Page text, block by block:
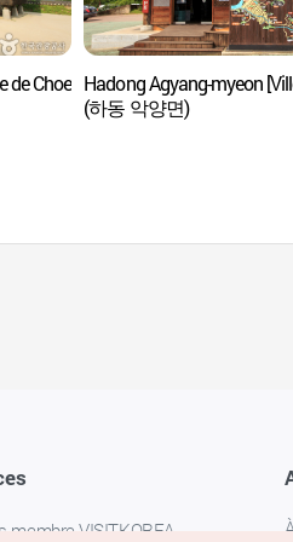
de Choe Hadong Agyang-myeon
(하동 악양면)
membre VISITKOREA